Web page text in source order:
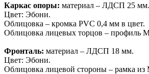
Каркас опоры: материал – ЛДСП 25 мм.
Цвет: Эбони.
Облицовка – кромка PVC 0,4 мм в цвет.
Облицовка лицевых торцов – профиль
Фронталь: материал – ЛДСП 18 мм.
Цвет: Эбони.
Облицовка лицевой стороны – рамка